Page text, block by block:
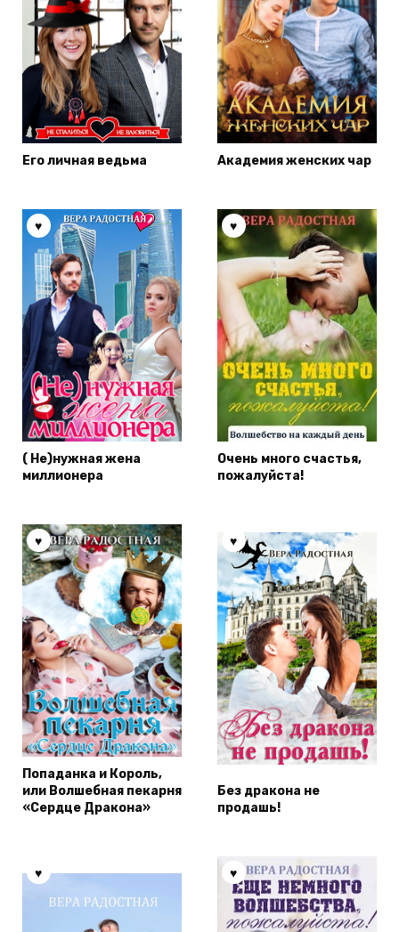
Его личная ведьма Академия женских чар
( Не)нужная жена
миллионера
Очень много счастья,
пожалуйста!
Попаданка и Король,
или Волшебная пекарня
«Сердце Дракона»
Без дракона не
продашь!